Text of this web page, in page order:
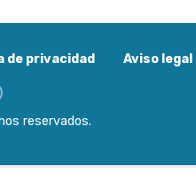
de privacidad Aviso legal
reservados.